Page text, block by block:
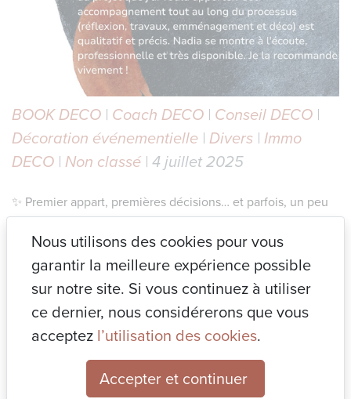
BOOK DECO | Coach DECO | Conseil DECO |
Décoration événementielle | Divers | Immo
DECO | Non classé | 4 juillet 2025
✨ Premier appart, premières décisions… et parfois, un peu
(beaucoup) de flou. Quand on est jeune et qu’on se lance
pour la première fois dans un projet d’aménagement, on
peut vite se sentir dépassé. C’est exactement ce qu’a
ressenti ce jeune propriétaire lorsqu’il m’a contactée.
💡 Il avait besoin d’un cadre, de conseils, d’un regard pro…
mais surtout d’une écoute attentive pour transformer son
nouvel espace en véritable cocon.
idées jusqu’à l’emménagement. Avec beaucoup
d’échanges, de clarté et d’envie, son appartement a pris vie
Nous utilisons des cookies pour vous
garantir la meilleure expérience possible
sur notre site. Si vous continuez à utiliser
ce dernier, nous considérerons que vous
acceptez l’utilisation des cookies.
Accepter et continuer